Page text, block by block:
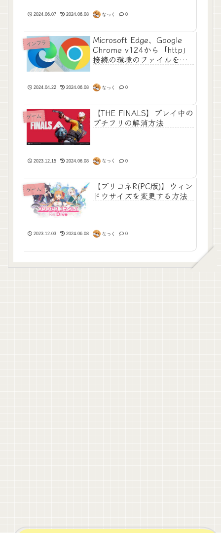
2024.06.07 2024.06.08 なっく 0
インフラ
Microsoft Edge、Google
Chrome v124から「http」
接続の環境のファイルをDL
ん」と表示される件
2024.04.22 2024.06.08 なっく 0
ゲーム
【THE FINALS】プレイ中の
プチフリの解消方法
2023.12.15 2024.06.08 なっく 0
ゲーム
【プリコネR(PC版)】ウィン
ドウサイズを変更する方法
2023.12.03 2024.06.08 なっく 0